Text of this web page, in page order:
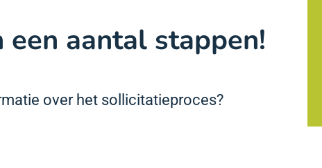
een aantal stappen!
over het sollicitatieproces?